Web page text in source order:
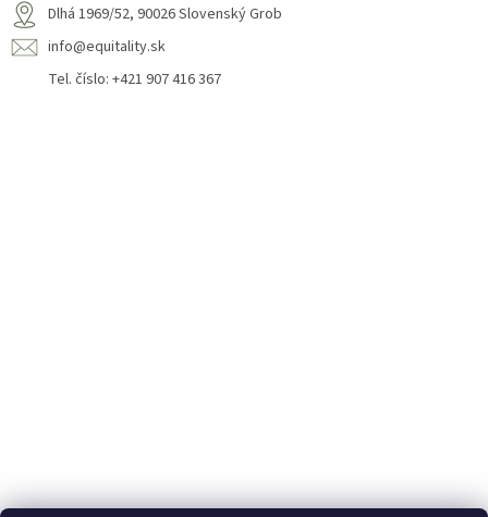
Dlhá 1969/52, 90026 Slovenský Grob
info@equitality.sk
Tel. číslo: +421 907 416 367